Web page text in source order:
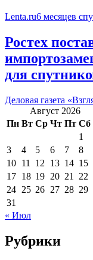
Lenta.ru6 месяцев
Ростех
для
Деловая газета
Август 2026
Пн Вт Ср Чт Пт Сб
1
3
4 5 6 7 8
10 11 12 13 14 15
17 18 19 20 21 22
24 25 26 27 28 29
31
« Июл
Рубрики